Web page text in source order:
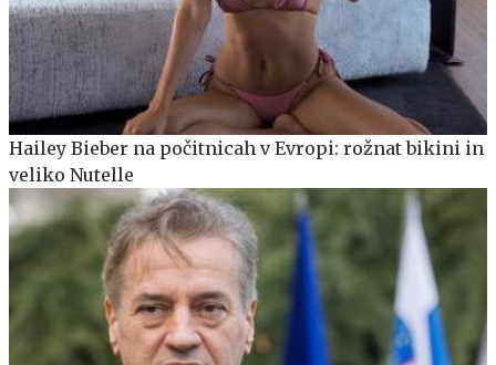
Hailey Bieber na počitnicah v Evropi: rožnat bikini in
veliko Nutelle